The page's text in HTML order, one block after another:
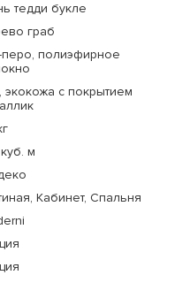
тедди букле
граб
перо, полиэфирное
экокожа с покрытием
м
Кабинет, Спальня